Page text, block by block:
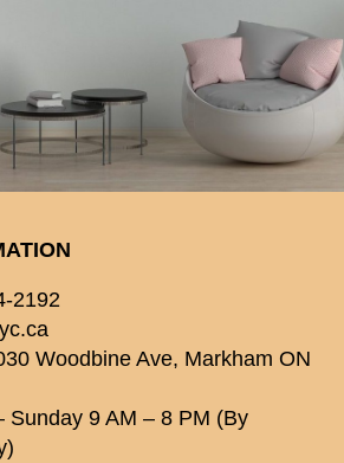
2192
Woodbine Ave, Markham ON
Sunday 9 AM – 8 PM (By